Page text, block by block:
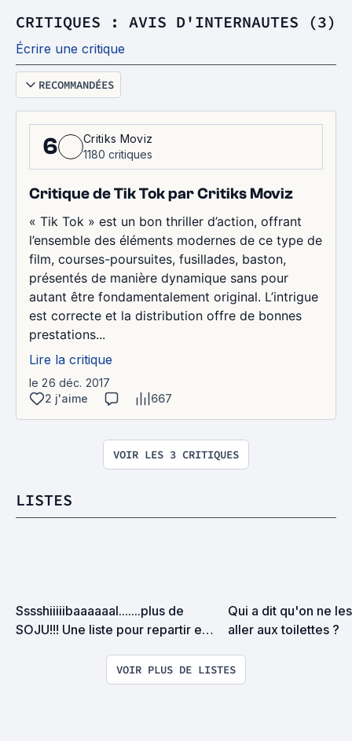
CRITIQUES : AVIS D'INTERNAUTES (3)
Écrire une critique
RECOMMANDÉES
6
Critiks Moviz
1180 critiques
Critique de Tik Tok par Critiks Moviz
« Tik Tok » est un bon thriller d’action, offrant
l’ensemble des éléments modernes de ce type de
film, courses-poursuites, fusillades, baston,
présentés de manière dynamique sans pour
autant être fondamentalement original. L’intrigue
est correcte et la distribution offre de bonnes
prestations...
Lire la critique
le 26 déc. 2017
2 j'aime
667
VOIR LES 3 CRITIQUES
LISTES
Sssshiiiiibaaaaaal.......plus de
SOJU!!! Une liste pour repartir en
Qui a dit qu'on ne
aller aux toilettes ?
VOIR PLUS DE LISTES